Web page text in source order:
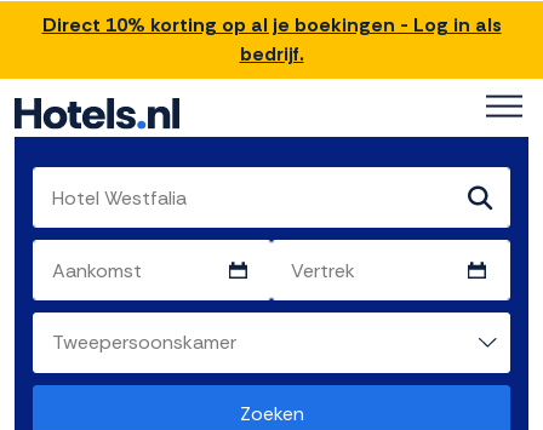
Direct 10% korting op al je boekingen - Log in als
bedrijf.
Zoeken